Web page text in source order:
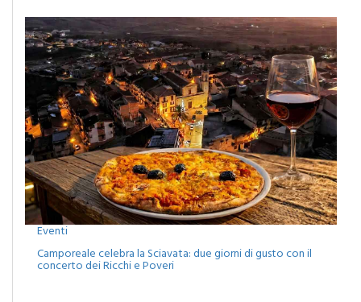
Eventi
Camporeale celebra la Sciavata: due giorni di gusto con il
concerto dei Ricchi e Poveri